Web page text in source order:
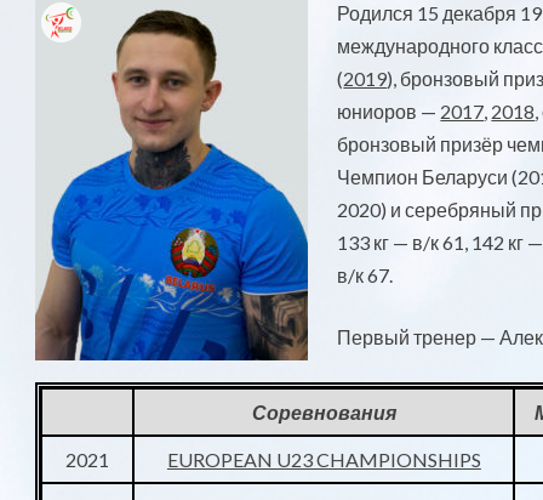
Родился 15 декабря
международного
(2019), бронзовый
юниоров — 2017, 2018
бронзовый призёр
Чемпион Беларуси
2020) и серебряный
133 кг — в/к 61, 142 кг
в/к 67.
Первый тренер —
Соревнования
2021 EUROPEAN U23 CHAMPIONSHIPS